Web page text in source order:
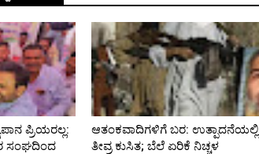
ಪ್ರಿಯರಲ್ಲ:
ಸಂಘದಿಂದ
ಆತಂಕವಾದಿಗಳಿಗೆ ಬರ: ಉತ್ಪಾದನೆಯಲ್ಲಿ
ತೀವ್ರ ಕುಸಿತ; ಬೆಲೆ ಏರಿಕೆ ನಿಚ್ಚಳ